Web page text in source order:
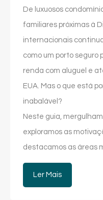
De luxuosos
familiares próximas à
internacionais
como um porto seguro
renda com aluguel e
EUA. Mas o que está
inabalável?
Neste guia,
exploramos as
destacamos as áreas
Ler Mais